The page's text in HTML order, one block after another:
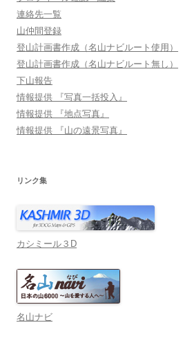
連絡先一覧
山仲間登録
登山計画書作成（名山ナビルート使用）
登山計画書作成（名山ナビルート無し）
下山報告
情報提供 『写真一括投入』
情報提供 『地点写真』
情報提供 『山の遠景写真』
リンク集
カシミール３D
名山ナビ